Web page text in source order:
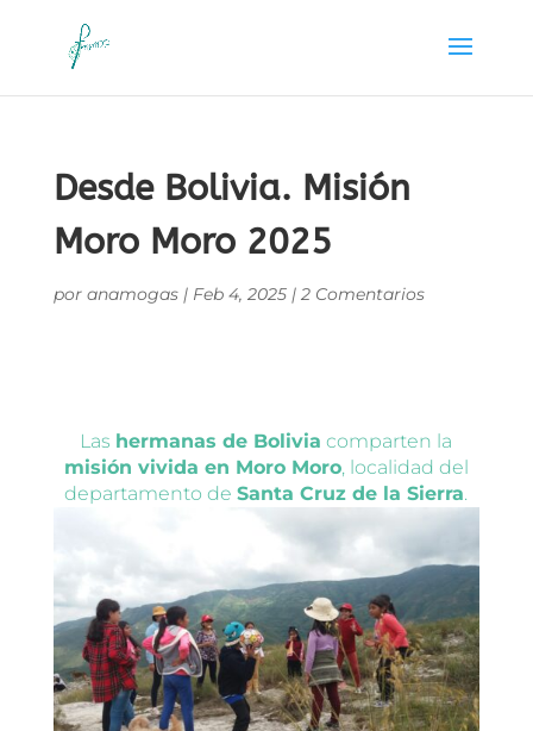
Desde Bolivia. Misión
Moro Moro 2025
por anamogas| Feb 4, 2025| 2 Comentarios
Las hermanas de Bolivia comparten la
misión vivida en Moro Moro, localidad del
departamento deSanta Cruz de la Sierra.